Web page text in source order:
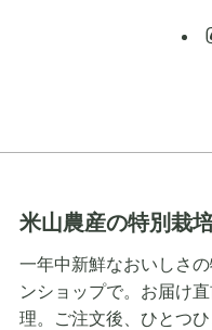
米山農産の特別栽
一年中新鮮なおいしさ
ンショップで。お届け
理。ご注文後、ひとつ